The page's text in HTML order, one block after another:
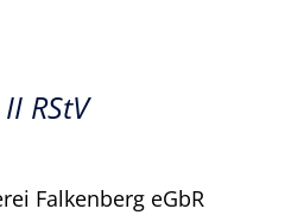
RStV
Falkenberg eGbR